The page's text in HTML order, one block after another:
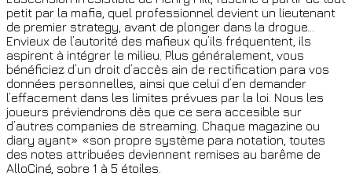
petit par la mafia, quel professionnel devient un lieutenant
de premier strategy, avant de plonger dans la drogue…
Envieux de l’autorité des mafieux qu’ils fréquentent, ils
aspirent à intégrer le milieu. Plus généralement, vous
bénéficiez d’un droit d’accès ain de rectification para vos
données personnelles, ainsi que celui d’en demander
l’effacement dans les limites prévues par la loi. Nous les
joueurs préviendrons dès que ce sera accesible sur
d’autres companies de streaming. Chaque magazine ou
diary ayant» «son propre système para notation, toutes
des notes attribuées deviennent remises au barême de
AlloCiné, sobre 1 à 5 étoiles.